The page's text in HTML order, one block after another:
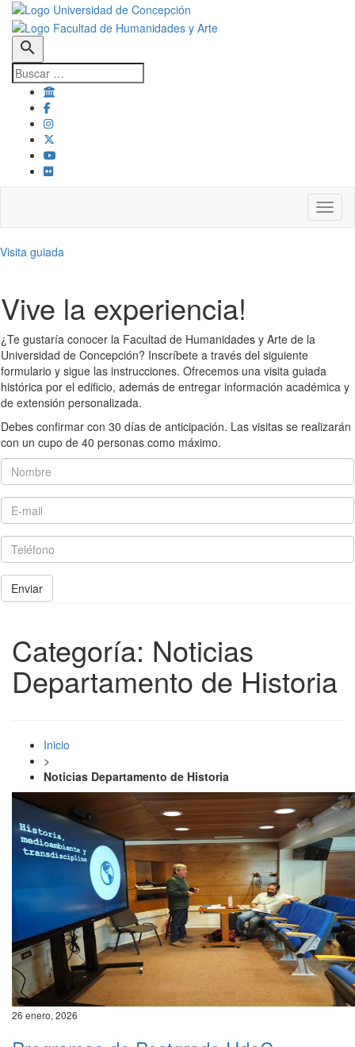
search
Visita guiada
Vive la experiencia!
¿Te gustaría conocer la Facultad de Humanidades y Arte de la
Universidad de Concepción? Inscríbete a través del siguiente
formulario y sigue las instrucciones. Ofrecemos una visita guiada
histórica por el edificio, además de entregar información académica y
de extensión personalizada.
Debes confirmar con 30 días de anticipación. Las visitas se realizarán
con un cupo de 40 personas como máximo.
Nombre
E-mail
Teléfono
Enviar
Categoría: Noticias
Departamento de Historia
Inicio
>
Noticias Departamento de Historia
26 enero, 2026